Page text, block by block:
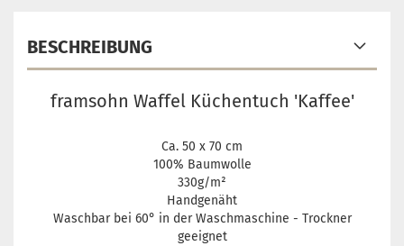
BESCHREIBUNG
framsohn Waffel Küchentuch 'Kaffee'
Ca. 50 x 70 cm
100% Baumwolle
330g/m²
Handgenäht
Waschbar bei 60° in der Waschmaschine - Trockner
geeignet